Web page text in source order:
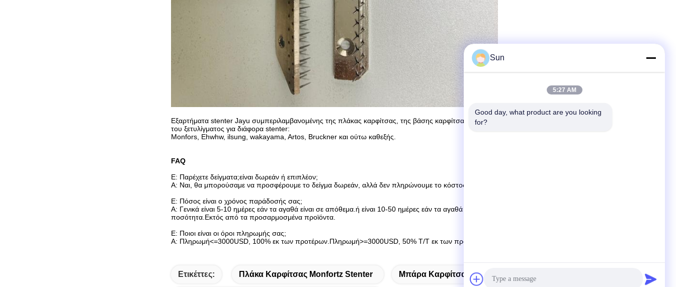
Εξαρτήματα stenter Jayu συμπεριλαμβανομένης της πλάκας καρφίτσας, της βάσης καρφίτσας, του κλιπ, της αλυσίδας, του συνδέσμου, της βούρτσας,
του ξετυλίγματος για διάφορα stenter:
Monfors, Ehwhw, ilsung, wakayama, Artos, Bruckner και ούτω καθεξής.
FAQ
Ε: Παρέχετε δείγματα;είναι δωρεάν ή επιπλέον;
Α: Ναι, θα μπορούσαμε να προσφέρουμε το δείγμα δωρεάν, αλλά δεν πληρώνουμε το κόστος του φορτίου.
Ε: Πόσος είναι ο χρόνος παράδοσής σας;
Α: Γενικά είναι 5-10 ημέρες εάν τα αγαθά είναι σε απόθεμα.ή είναι 10-50 ημέρες εάν τα αγαθά δεν είναι σε απόθεμα, είναι σύμφωνα με την
ποσότητα.Εκτός από τα προσαρμοσμένα προϊόντα.
Ε: Ποιοι είναι οι όροι πληρωμής σας;
Α: Πληρωμή<=3000USD, 100% εκ των προτέρων.Πληρωμή>=3000USD, 50% T/T εκ των προτέρων, υπόλοιπο πριν από την αποστολή.
Ετικέττες: Πλάκα Καρφίτσας Monfortz Stenter Μπάρα Καρφίτσας Stenter Από Επινικέλιο
Sun
5:27 AM
Good day, what product are you looking
for?